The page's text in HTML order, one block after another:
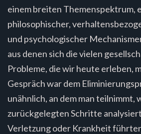
einem breiten Themenspektrum,
philosophischer,
und psychologischer
aus denen sich die vielen
Probleme, die wir heute erleben,
Gespräch war dem
unähnlich, an dem man teilnimmt,
zurückgelegten Schritte
Verletzung oder Krankheit